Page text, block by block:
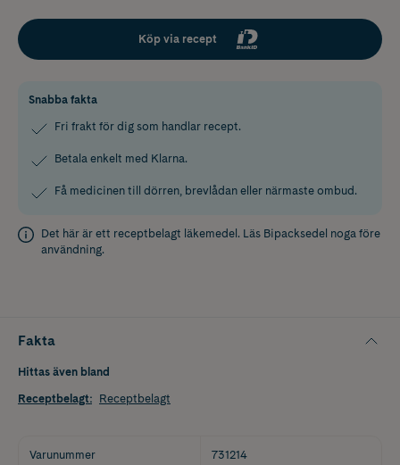
Köp via recept
Snabba fakta
Fri frakt för dig som handlar recept.
Betala enkelt med Klarna.
Få medicinen till dörren, brevlådan eller närmaste ombud.
Det här är ett receptbelagt läkemedel. Läs Bipacksedel noga före
användning.
Fakta
Hittas även bland
Receptbelagt: Receptbelagt
Varunummer 731214